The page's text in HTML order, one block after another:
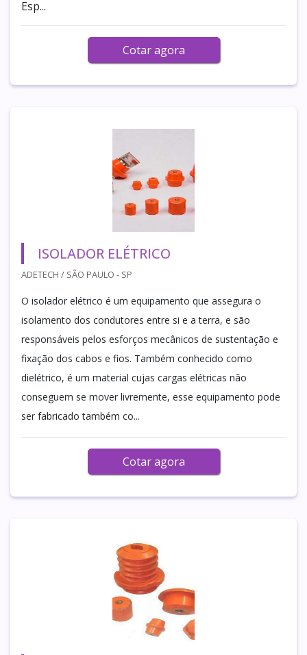
Esp...
Cotar agora
ISOLADOR ELÉTRICO
ADETECH / SÃO PAULO - SP
O isolador elétrico é um equipamento que assegura o
isolamento dos condutores entre si e a terra, e são
responsáveis pelos esforços mecânicos de sustentação e
fixação dos cabos e fios. Também conhecido como
dielétrico, é um material cujas cargas elétricas não
conseguem se mover livremente, esse equipamento pode
ser fabricado também co...
Cotar agora